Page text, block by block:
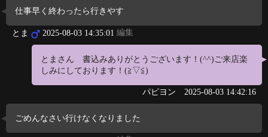
仕事早く終わったら行きやす
とま 2025-08-03 14:35:01 編集
とまさん 書込みありがとうございます！(⁠^⁠^⁠)ご来店楽
しみにしております！(⁠≧⁠▽⁠≦⁠)
パピヨン 2025-08-03 14:42:16
ごめんなさい行けなくなりました